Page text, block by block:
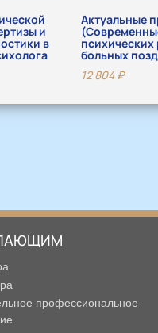
и
в
Актуальные
психических
больных
12 804₽
профессиональное